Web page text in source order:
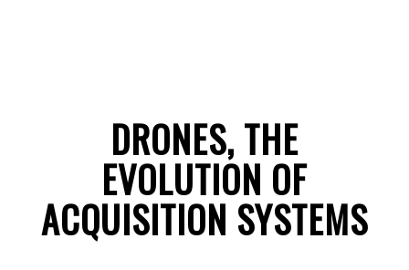
DRONES, THE
EVOLUTION OF
ACQUISITION SYSTEMS